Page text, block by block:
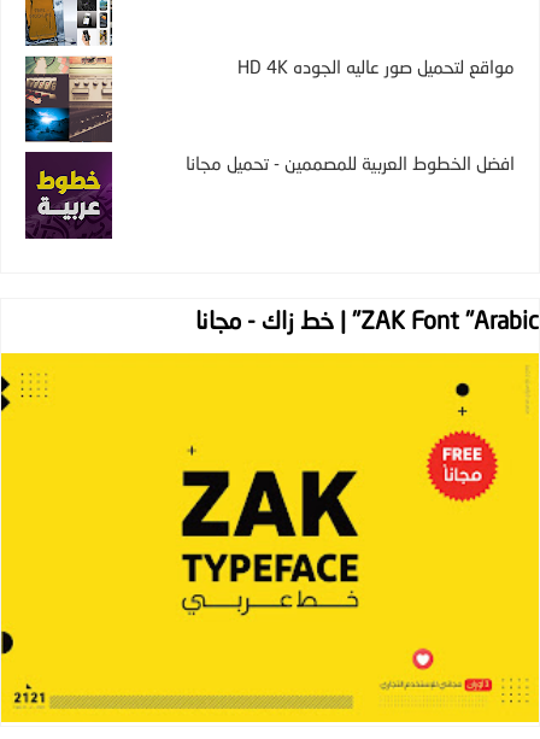
مواقع لتحميل صور عاليه الجوده HD 4K
افضل الخطوط العربية للمصممين - تحميل مجانا
ZAK Font "Arabic" | خط زاك - مجانا